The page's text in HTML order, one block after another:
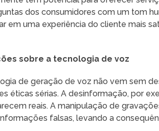
dos consumidores com um tom
em uma experiência do cliente mais
sobre a tecnologia de voz
de geração de voz não vem sem
éticas sérias. A desinformação, por
reais. A manipulação de
falsas, levando a